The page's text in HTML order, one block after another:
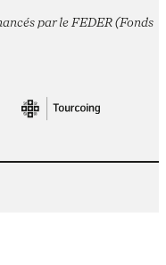
par le FEDER (Fonds